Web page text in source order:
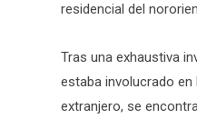
residencial del
Tras una exhaustiva
estaba involucrado
extranjero, se